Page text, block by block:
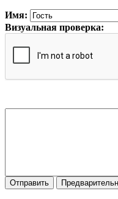
Имя:
Визуальная проверка: